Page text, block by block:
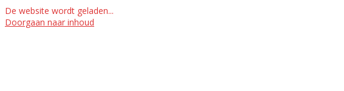
De website wordt geladen...
Doorgaan naar inhoud